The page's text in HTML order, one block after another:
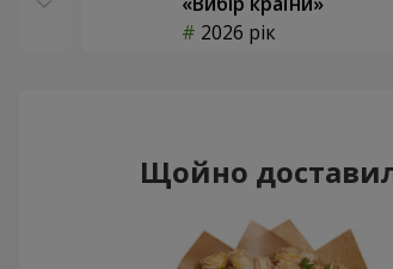
2026 рік
Щойно